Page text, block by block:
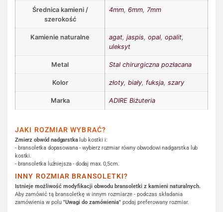
Średnica kamieni /
szerokość
4mm, 6mm, 7mm
Kamienie naturalne agat, jaspis, opal, opalit,
uleksyt
Metal Stal chirurgiczna pozłacana
Kolor złoty, biały, fuksja, szary
Marka ADIRE Biżuteria
JAKI ROZMIAR WYBRAĆ?
Zmierz obwód nadgarstkalub kostki i:
- bransoletka dopasowana - wybierz rozmiar równy obwodowi nadgarstka lub
kostki.
- bransoletka luźniejsza - dodaj max. 0,5cm.
INNY ROZMIAR BRANSOLETKI?
Istnieje możliwość modyfikacji obwodu bransoletki z kamieni naturalnych.
Aby zamówić tą bransoletkę w innym rozmiarze - podczas składania
zamówienia w polu "Uwagi do zamówienia" podaj preferowany rozmiar.